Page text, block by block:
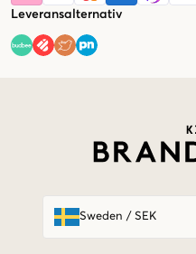
Leveransalternativ
Sweden / SEK